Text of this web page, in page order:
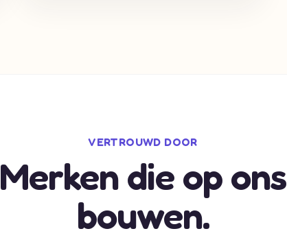
VERTROUWD DOOR
Merken die op ons
bouwen.